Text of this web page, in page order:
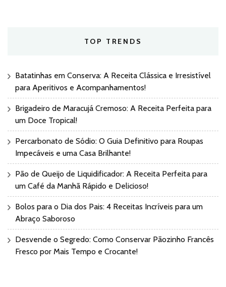
TOP TRENDS
Batatinhas em Conserva: A Receita Clássica e Irresistível
para Aperitivos e Acompanhamentos!
Brigadeiro de Maracujá Cremoso: A Receita Perfeita para
um Doce Tropical!
Percarbonato de Sódio: O Guia Definitivo para Roupas
Impecáveis e uma Casa Brilhante!
Pão de Queijo de Liquidificador: A Receita Perfeita para
um Café da Manhã Rápido e Delicioso!
Bolos para o Dia dos Pais: 4 Receitas Incríveis para um
Abraço Saboroso
Desvende o Segredo: Como Conservar Pãozinho Francês
Fresco por Mais Tempo e Crocante!